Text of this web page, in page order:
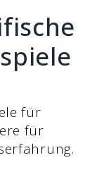
für
für